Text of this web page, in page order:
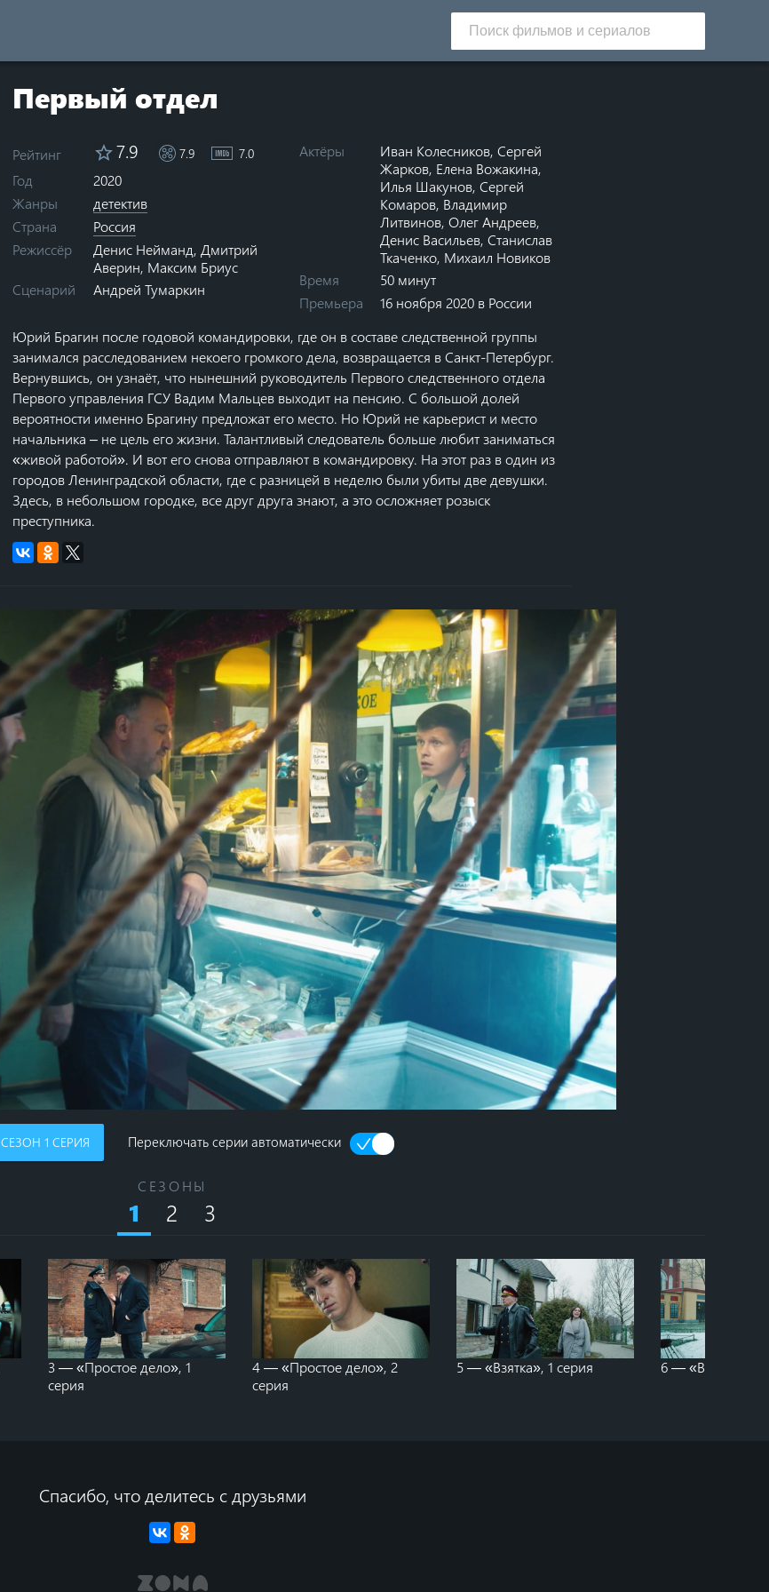
Первый отдел
Рейтинг 7.9 7.9 7.0
Год
2020
Жанры
детектив
Страна
Россия
Режиссёр
Денис Нейманд, Дмитрий
Аверин, Максим Бриус
Сценарий
Андрей Тумаркин
Актёры Иван Колесников,Сергей
Жарков, Елена Вожакина,
Илья Шакунов,Сергей
Комаров, Владимир
Литвинов,Олег Андреев,
Денис Васильев,Станислав
Ткаченко, Михаил Новиков
Время
50 минут
Премьера
16 ноября 2020 в России
Юрий Брагин после годовой командировки, где он в составе следственной группы
занимался расследованием некоего громкого дела, возвращается в Санкт-Петербург.
Вернувшись, он узнаёт, что нынешний руководитель Первого следственного отдела
Первого управления ГСУ Вадим Мальцев выходит на пенсию. С большой долей
вероятности именно Брагину предложат его место. Но Юрий не карьерист и место
начальника – не цель его жизни. Талантливый следователь больше любит заниматься
«живой работой». И вот его снова отправляют в командировку. На этот раз в один из
городов Ленинградской области, где с разницей в неделю были убиты две девушки.
Здесь, в небольшом городке, все друг друга знают, а это осложняет розыск
преступника.
СЕЗОН1 СЕРИЯ Переключать серии автоматически
СЕЗОНЫ
1 2 3
3 — «Простое дело», 1
серия
4 — «Простое дело», 2
серия
5 — «Взятка», 1 серия 6 — «Взятка», 2
Спасибо, что делитесь с друзьями